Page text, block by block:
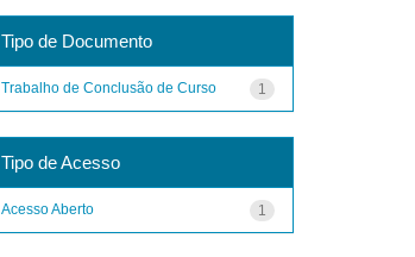
Tipo de Documento
1
Trabalho de Conclusão de Curso
Tipo de Acesso
1
Acesso Aberto